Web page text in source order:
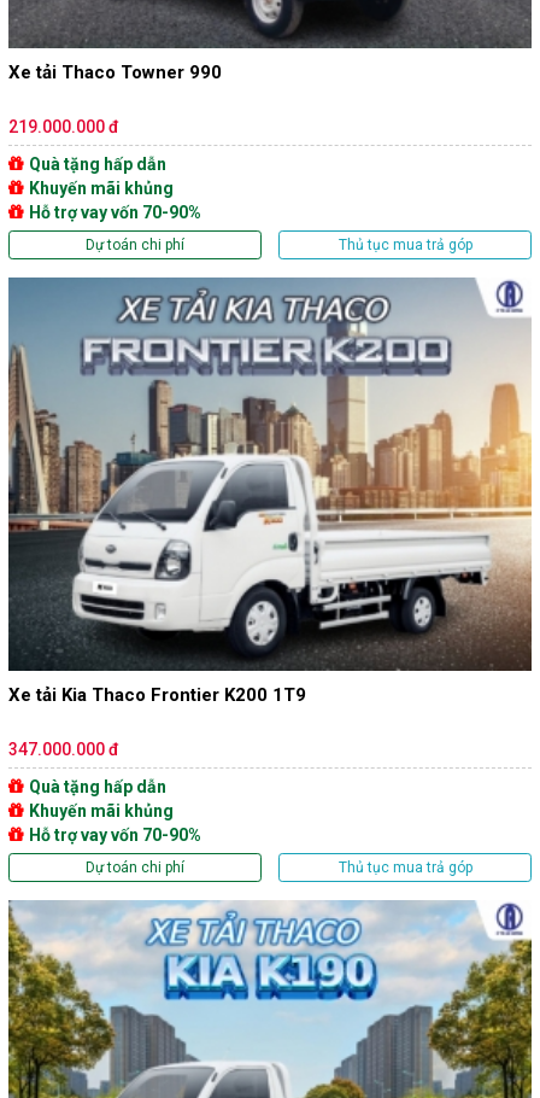
Xe tải Thaco Towner 990
219.000.000 đ
Quà tặng hấp dẫn
Khuyến mãi khủng
Hỗ trợ vay vốn 70-90%
Dự toán chi phí Thủ tục mua trả góp
Xe tải Kia Thaco Frontier K200 1T9
347.000.000 đ
Quà tặng hấp dẫn
Khuyến mãi khủng
Hỗ trợ vay vốn 70-90%
Dự toán chi phí Thủ tục mua trả góp